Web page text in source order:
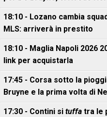
18:10 - Lozano cambia
MLS: arriverà in prestito
18:10 - Maglia Napoli 2026
link per acquistarla
17:45 - Corsa sotto la
Bruyne e la prima volta di
17:30 - Contini si tuffa tra le